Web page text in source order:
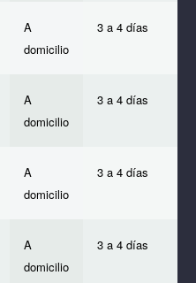
A
domicilio
3 a 4 días
A
domicilio
3 a 4 días
A
domicilio
3 a 4 días
A
domicilio
3 a 4 días